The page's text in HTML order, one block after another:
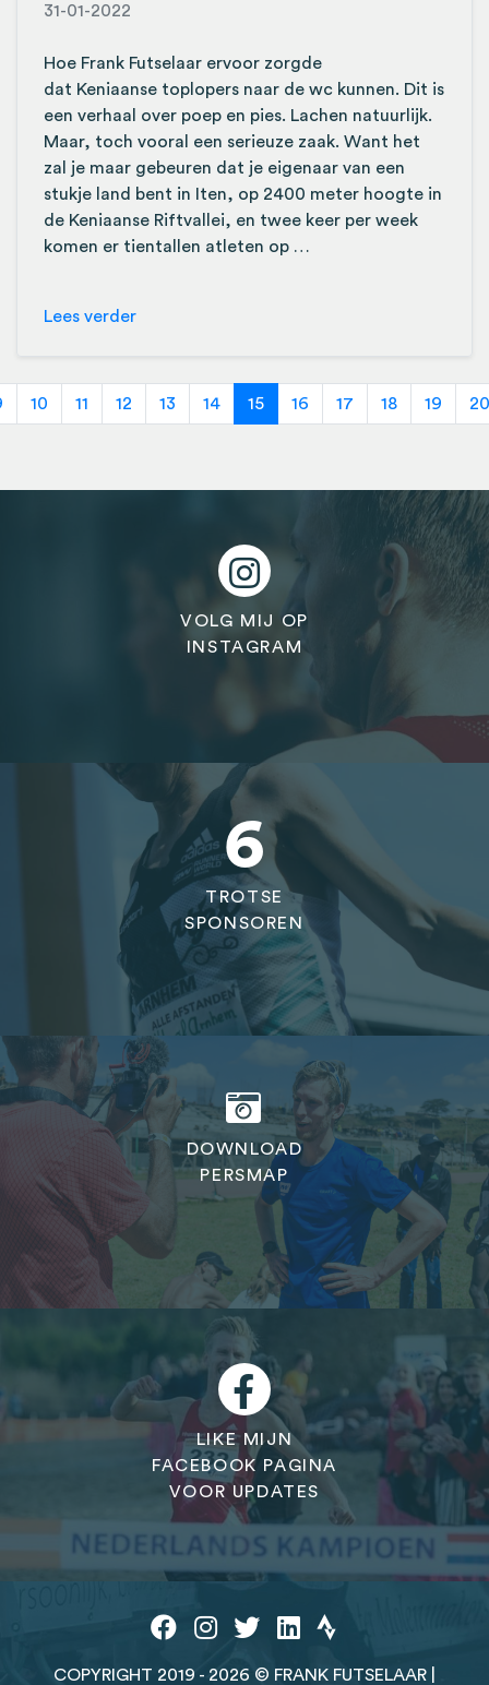
31-01-2022
Hoe Frank Futselaar ervoor zorgde
dat Keniaanse toplopers naar de wc kunnen. Dit is
een verhaal over poep en pies. Lachen natuurlijk.
Maar, toch vooral een serieuze zaak. Want het
zal je maar gebeuren dat je eigenaar van een
stukje land bent in Iten, op 2400 meter hoogte in
de Keniaanse Riftvallei, en twee keer per week
komen er tientallen atleten op …
Lees verder
10 11 12 13 14 15 16 17 18 19 20
VOLG MIJ OP
INSTAGRAM
6
TROTSE
SPONSOREN
DOWNLOAD
PERSMAP
LIKE MIJN
FACEBOOK PAGINA
VOOR UPDATES
COPYRIGHT 2019 - 2026 © FRANK FUTSELAAR |